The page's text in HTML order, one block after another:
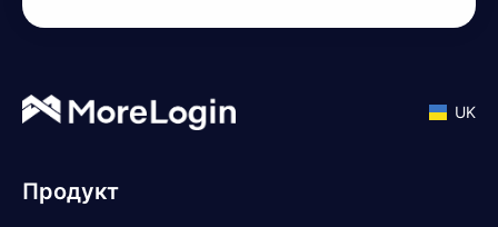
UK
Продукт